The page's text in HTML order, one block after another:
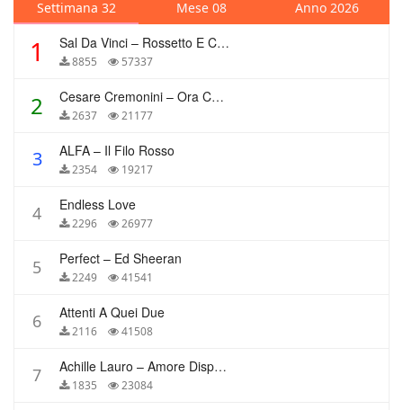
Settimana 32 Mese 08 Anno 2026
1 Sal Da Vinci – Rossetto E Caffè
8855 57337
2 Cesare Cremonini – Ora Che Non Ho Più Te
2637 21177
3 ALFA – Il Filo Rosso
2354 19217
4 Endless Love
2296 26977
5 Perfect – Ed Sheeran
2249 41541
6 Attenti A Quei Due
2116 41508
7 Achille Lauro – Amore Disperato
1835 23084